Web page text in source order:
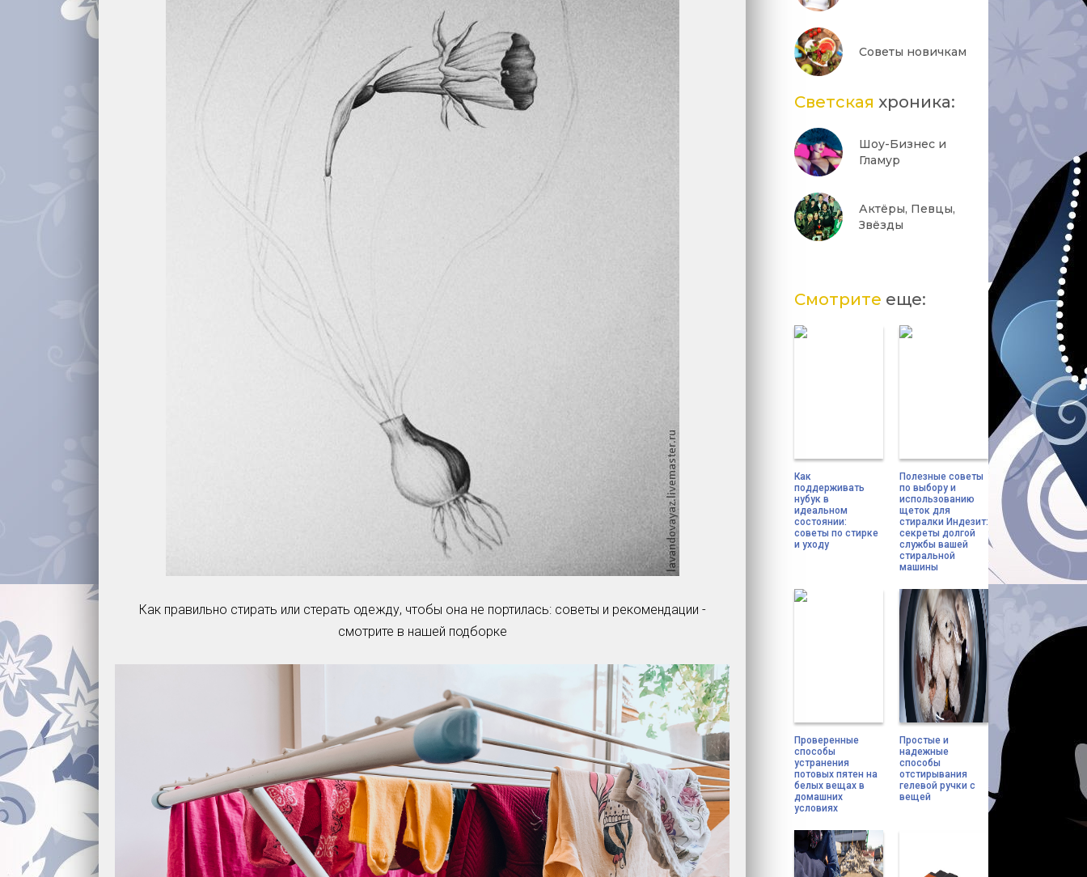
Секреты стирки
Как правильно стирать или стерать одежду, чтобы она не портилась: советы и рекомендации -
смотрите в нашей подборке
Советы новичкам
Светская хроника:
Шоу-Бизнес и
Гламур
Актёры, Певцы,
Звёзды
Смотрите еще:
Как
поддерживать
нубук в
идеальном
состоянии:
советы по стирке
и уходу
Полезные советы
по выбору и
использованию
щеток для
стиралки Индезит:
секреты долгой
службы вашей
стиральной
машины
Проверенные
способы
устранения
потовых пятен на
белых вещах в
домашних
условиях
Простые и
надежные
способы
отстирывания
гелевой ручки с
вещей